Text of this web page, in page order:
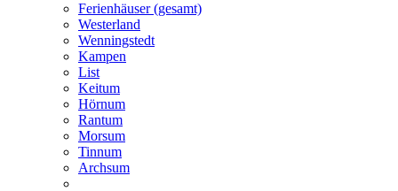
Ferienhäuser (gesamt)
Westerland
Wenningstedt
Kampen
List
Keitum
Hörnum
Rantum
Morsum
Tinnum
Archsum